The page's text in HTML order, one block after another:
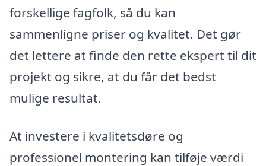
forskellige fagfolk, så du kan
sammenligne priser og kvalitet. Det gør
det lettere at finde den rette ekspert til dit
projekt og sikre, at du får det bedst
mulige resultat.
At investere i kvalitetsdøre og
professionel montering kan tilføje værdi